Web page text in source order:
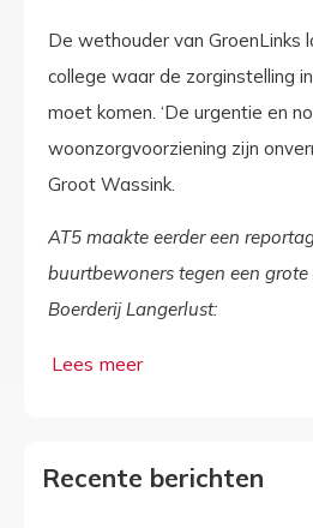
De wethouder van GroenLinks
college waar de zorginstelling
moet komen. ‘De urgentie en
woonzorgvoorziening zijn
Groot Wassink.
AT5 maakte eerder een
buurtbewoners tegen een
Boerderij Langerlust:
Recente berichten